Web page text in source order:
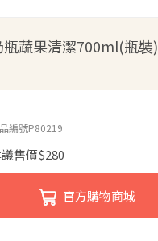
瓶蔬果清潔700ml(瓶裝)
編號P80219
售價$280
官方購物商城